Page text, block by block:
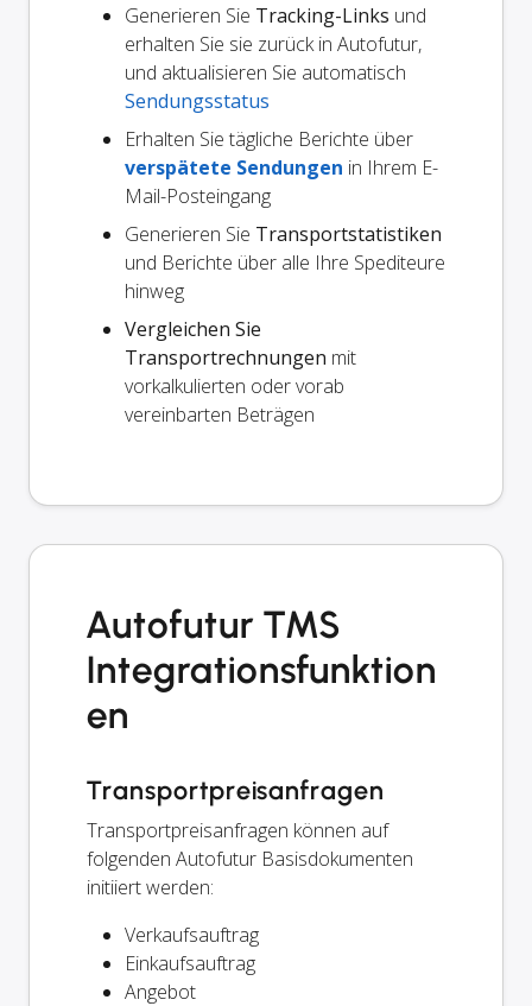
Generieren Sie Tracking-Links und
erhalten Sie sie zurück in Autofutur,
und aktualisieren Sie automatisch
Sendungsstatus
Erhalten Sie tägliche Berichte über
verspätete Sendungen in Ihrem E-
Mail-Posteingang
Generieren Sie Transportstatistiken
und Berichte über alle Ihre Spediteure
hinweg
Vergleichen Sie
Transportrechnungen mit
vorkalkulierten oder vorab
vereinbarten Beträgen
Autofutur TMS
Integrationsfunktion
en
Transportpreisanfragen
Transportpreisanfragen können auf
folgenden Autofutur Basisdokumenten
initiiert werden:
Verkaufsauftrag
Einkaufsauftrag
Angebot